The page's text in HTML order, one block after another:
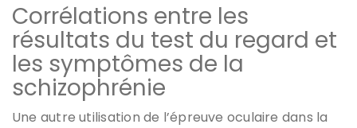
Corrélations entre les
résultats du test du regard et
les symptômes de la
schizophrénie
Une autre utilisation de l’épreuve oculaire dans la